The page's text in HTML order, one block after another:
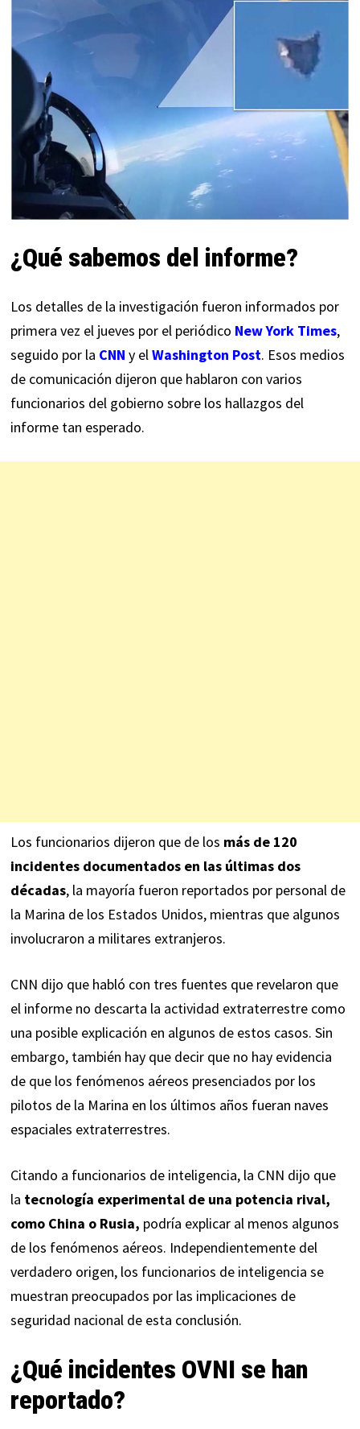
¿Qué sabemos del informe?
Los detalles de la investigación fueron informados por
primera vez el jueves por el periódico New York Times,
seguido por la ​​ CNN y el Washington Post. Esos medios
de comunicación dijeron que hablaron con varios
funcionarios del gobierno sobre los hallazgos del
informe tan esperado.
Los funcionarios dijeron que de los más de 120
incidentes documentados en las últimas dos
décadas, la mayoría fueron reportados por personal de
la Marina de los Estados Unidos, mientras que algunos
involucraron a militares extranjeros.
CNN dijo que habló con tres fuentes que revelaron que
el informe no descarta la actividad extraterrestre como
una posible explicación en algunos de estos casos. Sin
embargo, también hay que decir que no hay evidencia
de que los fenómenos aéreos presenciados por los
pilotos de la Marina en los últimos años fueran naves
espaciales extraterrestres.
Citando a funcionarios de inteligencia, la CNN dijo que
la tecnología experimental de una potencia rival,
como China o Rusia, podría explicar al menos algunos
de los fenómenos aéreos. Independientemente del
verdadero origen, los funcionarios de inteligencia se
muestran preocupados por las implicaciones de
seguridad nacional de esta conclusión.
¿Qué incidentes OVNI se han
reportado?